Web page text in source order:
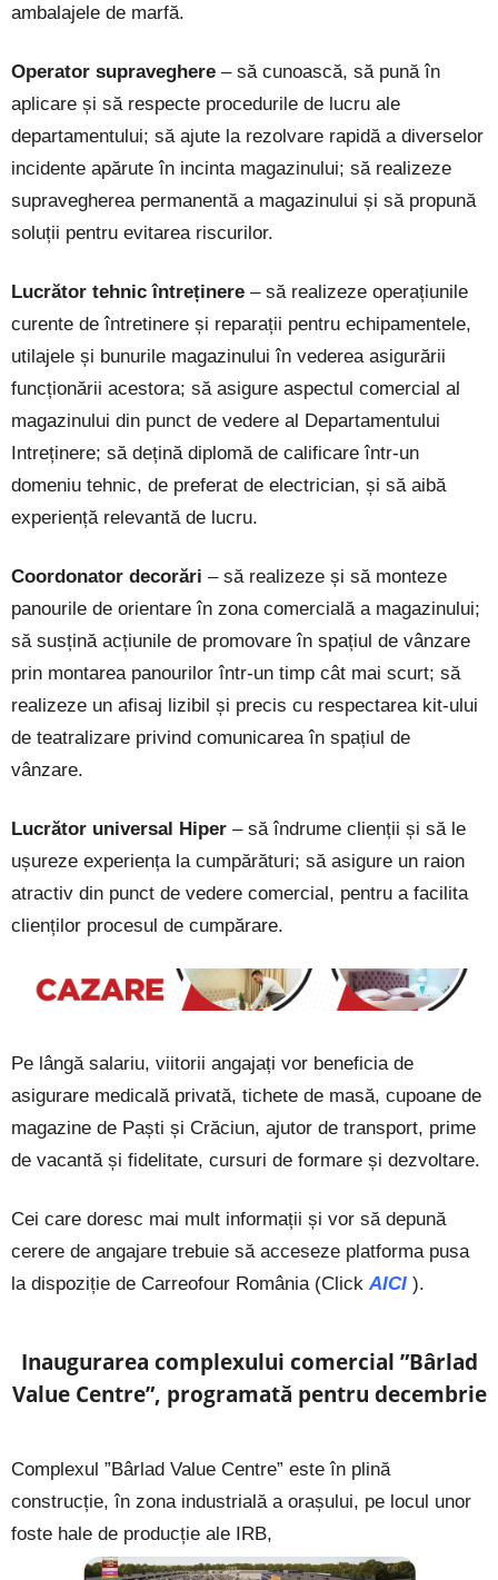
ambalajele de marfă.
Operator supraveghere – să cunoască, să pună în
aplicare și să respecte procedurile de lucru ale
departamentului; să ajute la rezolvare rapidă a diverselor
incidente apărute în incinta magazinului; să realizeze
supravegherea permanentă a magazinului și să propună
soluții pentru evitarea riscurilor.
Lucrător tehnic întreținere – să realizeze operațiunile
curente de întretinere și reparații pentru echipamentele,
utilajele și bunurile magazinului în vederea asigurării
funcționării acestora; să asigure aspectul comercial al
magazinului din punct de vedere al Departamentului
Intreținere; să dețină diplomă de calificare într-un
domeniu tehnic, de preferat de electrician, și să aibă
experiență relevantă de lucru.
Coordonator decorări – să realizeze și să monteze
panourile de orientare în zona comercială a magazinului;
să susțină acțiunile de promovare în spațiul de vânzare
prin montarea panourilor într-un timp cât mai scurt; să
realizeze un afisaj lizibil și precis cu respectarea kit-ului
de teatralizare privind comunicarea în spațiul de
vânzare.
Lucrător universal Hiper – să îndrume clienții și să le
ușureze experiența la cumpărături; să asigure un raion
atractiv din punct de vedere comercial, pentru a facilita
clienților procesul de cumpărare.
Pe lângă salariu, viitorii angajați vor beneficia de
asigurare medicală privată, tichete de masă, cupoane de
magazine de Paști și Crăciun, ajutor de transport, prime
de vacantă și fidelitate, cursuri de formare și dezvoltare.
Cei care doresc mai mult informații și vor să depună
cerere de angajare trebuie să acceseze platforma pusa
la dispoziție de Carreofour România (Click AICI ).
Inaugurarea complexului comercial ”Bârlad
Value Centre”, programată pentru decembrie
Complexul ”Bârlad Value Centre” este în plină
construcție, în zona industrială a orașului, pe locul unor
foste hale de producție ale IRB,